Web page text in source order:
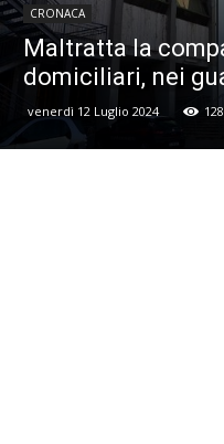
CRONACA
Maltratta la
domiciliari, nei
venerdì 12 Luglio 2024